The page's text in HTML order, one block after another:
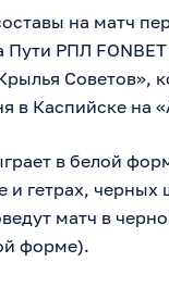
на матч
Пути РПЛ
Советов»,
в Каспийске на
в белой
гетрах, черных
матч в
форме).